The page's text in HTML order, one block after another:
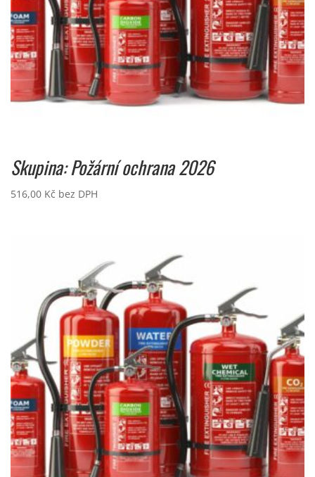
Skupina: Požární ochrana 2026
516,00 Kč bez DPH